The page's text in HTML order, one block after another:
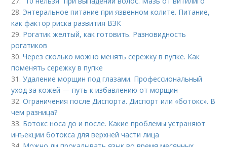
28. Энтеральное питание при язвенном колите. Питание,
как фактор риска развития ВЗК
29. Рогатик желтый, как готовить. Разновидность
рогатиков
30.Через сколько можно менять сережку в пупке. Как
поменять сережку в пупке
31.Удаление морщин под глазами. Профессиональный
уход за кожей — путь к избавлению от морщин
32.Ограничения после Диспорта. Диспорт или «ботокс». В
чем разница?
33. Ботокс носа до и после. Какие проблемы устраняют
инъекции ботокса для верхней части лица